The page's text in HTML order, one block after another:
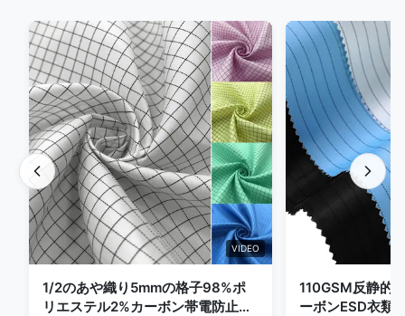
VIDEO
1/2のあや織り5mmの格子98%ポ
リエステル2%カーボン帯電防止衣
110GSM反静的
ーボンESD衣類